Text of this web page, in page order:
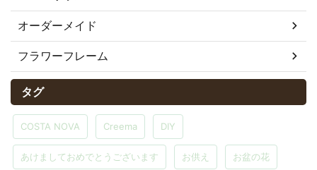
オーダーメイド
フラワーフレーム
タグ
COSTA NOVA Creema DIY
あけましておめでとうございます お供え お盆の花